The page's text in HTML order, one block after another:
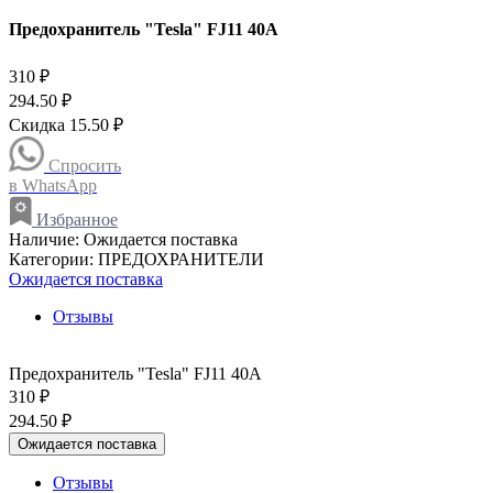
Предохранитель "Tesla" FJ11 40A
310 ₽
294.50 ₽
Скидка 15.50 ₽
Спросить
в WhatsApp
Избранное
Наличие: Ожидается поставка
Категории: ПРЕДОХРАНИТЕЛИ
Ожидается поставка
Отзывы
Предохранитель "Tesla" FJ11 40A
310 ₽
294.50 ₽
Ожидается поставка
Отзывы